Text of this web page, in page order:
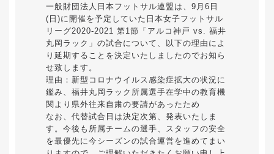
一般財団法人日本フットサル連盟は、9月6日
(日)に開催を予定していた日本女子フットサル
リーグ2020-2021 第1節「アルコ神戸 vs. 福井
丸岡ラック」の試合について、以下の理由によ
り延期することを決定いたしましたのでお知ら
せ致します。
理由：新型コロナウイルス感染症拡大の状況に
鑑み、福井丸岡ラック所属選手在学中の教育機
関より県外往来自粛の要請があったため
なお、代替試合日は決定次第、発表いたしま
す。今後も所属チームの選手、スタッフの安全
を最優先に今シーズンの試合運営を進めてまい